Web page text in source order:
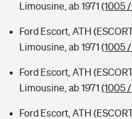
Limousine, ab 1971 (1005 /
Ford Escort, ATH
Limousine, ab 1971 (1005
Ford Escort, ATH
Limousine, ab 1971 (1005 /
Ford Escort, ATH